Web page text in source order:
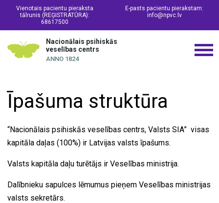
Vienotais pacientu pieraksta
tālrunis (REĢISTRATŪRA):
68617500
E-pasts pacientu pierakstam:
info@npvc.lv
Nacionālais psihiskās
veselības centrs
ANNO 1824
Īpašuma struktūra
“Nacionālais psihiskās veselības centrs, Valsts SIA” visas
kapitāla daļas (100%) ir Latvijas valsts īpašums.
Valsts kapitāla daļu turētājs ir Veselības ministrija.
Dalībnieku sapulces lēmumus pieņem Veselības ministrijas
valsts sekretārs.